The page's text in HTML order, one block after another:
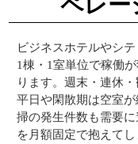
ビジネスホテルやシ
1棟・1室単位で稼働
ります。週末・連休
平日や閑散期は空室
掃の発生件数も需要
を月額固定で抱えて